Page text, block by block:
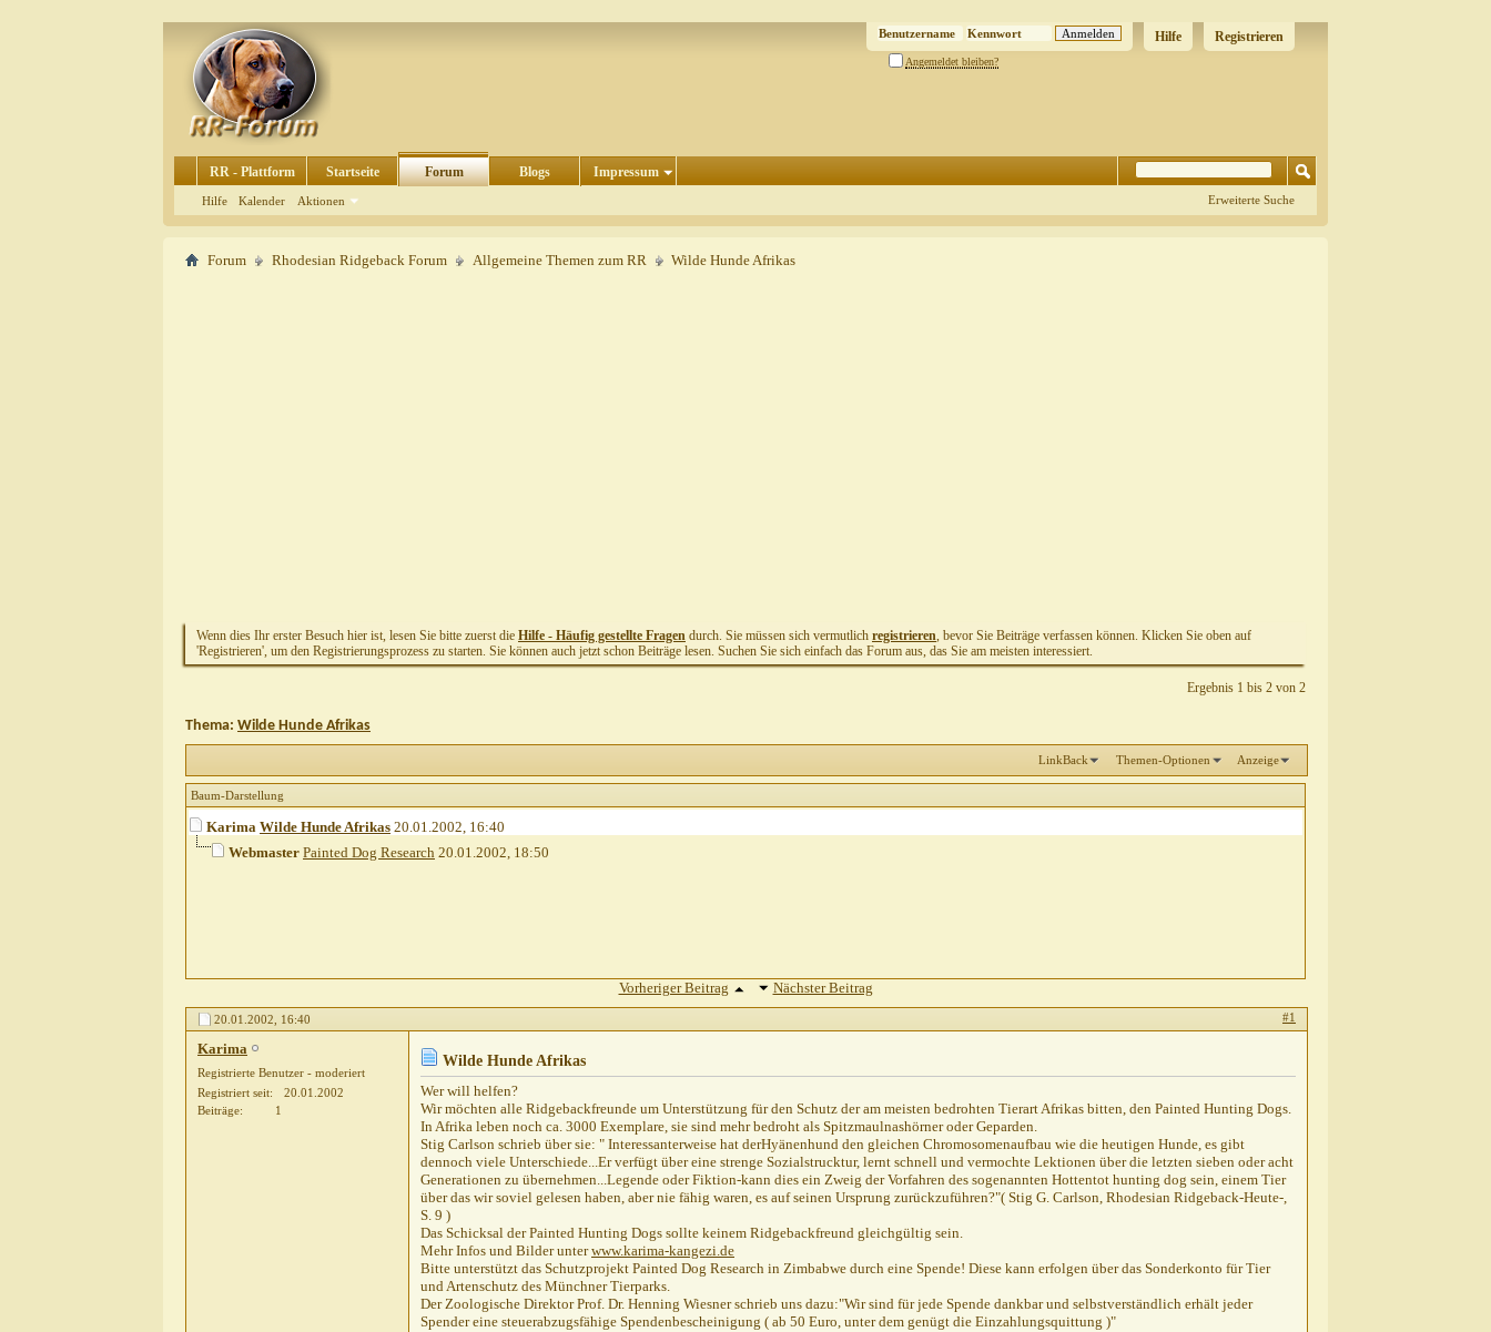
Registrieren
Hilfe
Angemeldet bleiben?
RR - Plattform Startseite Forum
Hilfe Kalender Aktionen
Blogs Impressum
Erweiterte Suche
Forum Rhodesian Ridgeback Forum Allgemeine Themen zum RR Wilde Hunde Afrikas
Wenn dies Ihr erster Besuch hier ist, lesen Sie bitte zuerst die Hilfe - Häufig gestellte Fragen durch. Sie müssen sich vermutlich registrieren, bevor Sie Beiträge verfassen können. Klicken Sie oben auf
'Registrieren', um den Registrierungsprozess zu starten. Sie können auch jetzt schon Beiträge lesen. Suchen Sie sich einfach das Forum aus, das Sie am meisten interessiert.
Ergebnis 1 bis 2 von 2
Thema: Wilde Hunde Afrikas
LinkBack Themen-Optionen Anzeige
Baum-Darstellung
Karima Wilde Hunde Afrikas 20.01.2002, 16:40
Webmaster Painted Dog Research 20.01.2002, 18:50
Vorheriger Beitrag Nächster Beitrag
20.01.2002, 16:40 #1
Karima
Registrierte Benutzer - moderiert
Registriert seit
20.01.2002
Beiträge
1
Wilde Hunde Afrikas
Wer will helfen?
Wir möchten alle Ridgebackfreunde um Unterstützung für den Schutz der am meisten bedrohten Tierart Afrikas bitten, den Painted Hunting Dogs.
In Afrika leben noch ca. 3000 Exemplare, sie sind mehr bedroht als Spitzmaulnashörner oder Geparden.
Stig Carlson schrieb über sie: " Interessanterweise hat derHyänenhund den gleichen Chromosomenaufbau wie die heutigen Hunde, es gibt
dennoch viele Unterschiede...Er verfügt über eine strenge Sozialstrucktur, lernt schnell und vermochte Lektionen über die letzten sieben oder acht
Generationen zu übernehmen...Legende oder Fiktion-kann dies ein Zweig der Vorfahren des sogenannten Hottentot hunting dog sein, einem Tier
über das wir soviel gelesen haben, aber nie fähig waren, es auf seinen Ursprung zurückzuführen?"( Stig G. Carlson, Rhodesian Ridgeback-Heute-,
S. 9 )
Das Schicksal der Painted Hunting Dogs sollte keinem Ridgebackfreund gleichgültig sein.
Mehr Infos und Bilder unterwww.karima-kangezi.de
Bitte unterstützt das Schutzprojekt Painted Dog Research in Zimbabwe durch eine Spende! Diese kann erfolgen über das Sonderkonto für Tier
und Artenschutz des Münchner Tierparks.
Der Zoologische Direktor Prof. Dr. Henning Wiesner schrieb uns dazu:"Wir sind für jede Spende dankbar und selbstverständlich erhält jeder
Spender eine steuerabzugsfähige Spendenbescheinigung ( ab 50 Euro, unter dem genügt die Einzahlungsquittung )"